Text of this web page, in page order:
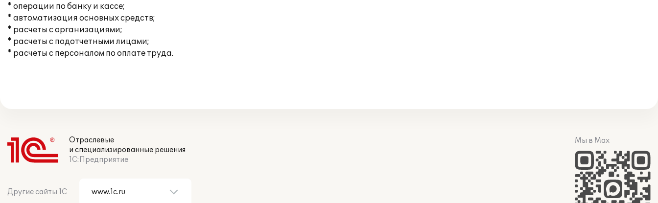
* операции по банку и кассе;
* автоматизация основных средств;
* расчеты с организациями;
* расчеты с подотчетными лицами;
* расчеты с персоналом по оплате труда.
Отраслевые
и специализированные решения
1С:Предприятие
Другие сайты 1С
Мы в Max